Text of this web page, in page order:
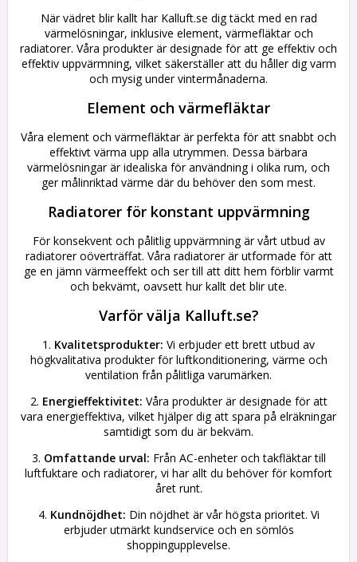
När vädret blir kallt har Kalluft.se dig täckt med en rad
värmelösningar, inklusive element, värmefläktar och
radiatorer. Våra produkter är designade för att ge effektiv och
effektiv uppvärmning, vilket säkerställer att du håller dig varm
och mysig under vintermånaderna.
Element och värmefläktar
Våra element och värmefläktar är perfekta för att snabbt och
effektivt värma upp alla utrymmen. Dessa bärbara
värmelösningar är idealiska för användning i olika rum, och
ger målinriktad värme där du behöver den som mest.
Radiatorer för konstant uppvärmning
För konsekvent och pålitlig uppvärmning är vårt utbud av
radiatorer oöverträffat. Våra radiatorer är utformade för att
ge en jämn värmeeffekt och ser till att ditt hem förblir varmt
och bekvämt, oavsett hur kallt det blir ute.
Varför välja Kalluft.se?
1. Kvalitetsprodukter: Vi erbjuder ett brett utbud av
högkvalitativa produkter för luftkonditionering, värme och
ventilation från pålitliga varumärken.
2. Energieffektivitet: Våra produkter är designade för att
vara energieffektiva, vilket hjälper dig att spara på elräkningar
samtidigt som du är bekväm.
3. Omfattande urval: Från AC-enheter och takfläktar till
luftfuktare och radiatorer, vi har allt du behöver för komfort
året runt.
4. Kundnöjdhet: Din nöjdhet är vår högsta prioritet. Vi
erbjuder utmärkt kundservice och en sömlös
shoppingupplevelse.